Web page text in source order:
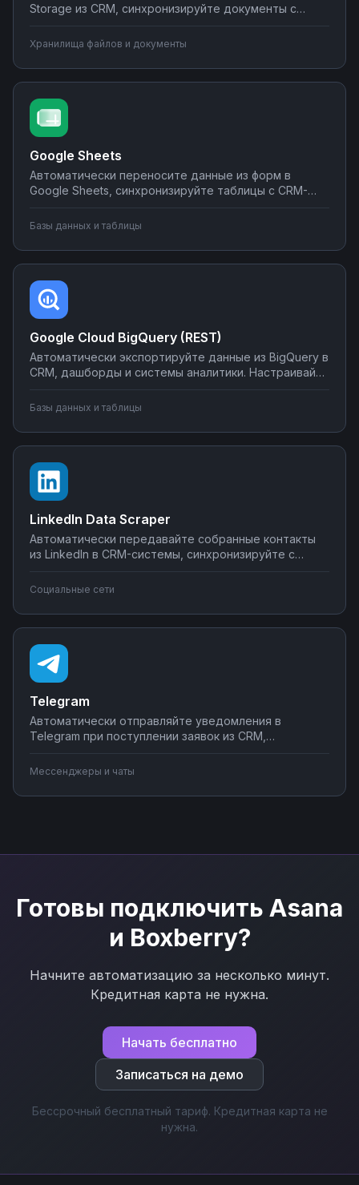
Storage из CRM, синхронизируйте документы с
уведомления о новых файлах в мессенджеры.
Создавайте интеграции облачного хранилища без
программирования на Nodul.
Хранилища файлов и документы
Google Sheets
Автоматически переносите данные из форм в
Google Sheets, синхронизируйте таблицы с CRM-
почте или в мессенджеры. Настраивайте
простых сценариев до сложной автоматизации
аналитики.
Базы данных и таблицы
Google Cloud BigQuery (REST)
Автоматически экспортируйте данные из BigQuery в
CRM, дашборды и системы аналитики. Настраивайте
метрики с внешними сервисами, создавайте
Управляйте интеграциями BigQuery без SQL-
программирования.
Базы данных и таблицы
LinkedIn Data Scraper
Автоматически передавайте собранные контакты
из LinkedIn в CRM-системы, синхронизируйте с
продаж. Настройте интеграции LinkedIn Data Scraper
сложных сценариев обработки лидов.
Социальные сети
Telegram
Автоматически отправляйте уведомления в
Telegram при поступлении заявок из CRM,
запросов, синхронизируйте сообщения с системами
учета. Подключите мессенджер к вашим бизнес-
процессам через Nodul без программирования за
Мессенджеры и чаты
Готовы подключить Asana
и Boxberry?
Начните автоматизацию за несколько минут.
Кредитная карта не нужна.
Начать бесплатно
Записаться на демо
Бессрочный бесплатный тариф. Кредитная карта не
нужна.